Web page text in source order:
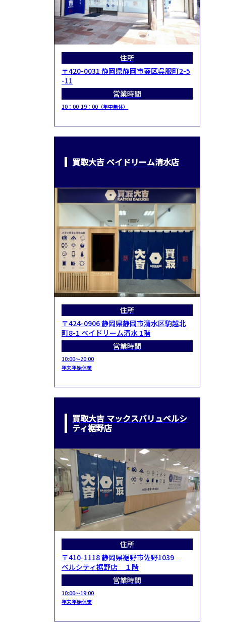
住所
〒420-0031 静岡県静岡市葵区呉服町2-5
-11
営業時間
10：00-19：00（年中無休）
買取大吉 ベイドリーム清水店
住所
〒424-0906 静岡県静岡市清水区駒越北
町8-1 ベイドリーム清水 1階
営業時間
10:00～20:00
年末年始休業
買取大吉 マックスバリュベルシ
ティ裾野店
住所
〒410-1118 静岡県裾野市佐野1039
ベルシティ裾野店 １階
営業時間
10:00～19:00
年末年始休業